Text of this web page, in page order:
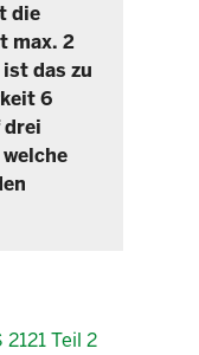
die
max. 2
das zu
6
drei
2121 Teil 2